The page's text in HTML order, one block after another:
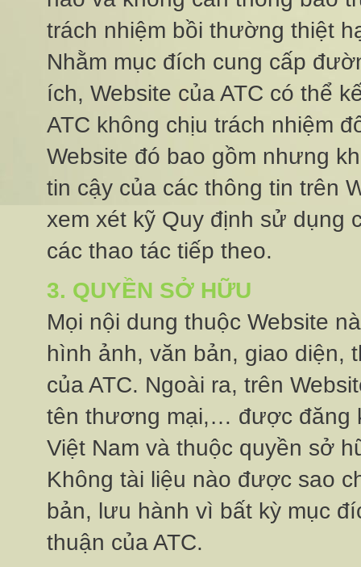
trách nhiệm bồi thường thiệt
Nhằm mục đích cung cấp
ích, Website của ATC có thể
ATC không chịu trách nhiệm
Website đó bao gồm nhưng
tin cậy của các thông tin trên
xem xét kỹ Quy định sử dụng
các thao tác tiếp theo.
3. QUYỀN SỞ HỮU
Mọi nội dung thuộc Website
hình ảnh, văn bản, giao diện,
của ATC. Ngoài ra, trên
tên thương mại,… được đăng
Việt Nam và thuộc quyền sở
Không tài liệu nào được sao
bản, lưu hành vì bất kỳ mục
thuận của ATC.